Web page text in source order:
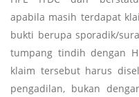
apabila masih terdapat
bukti berupa sporadik/
tumpang tindih dengan
klaim tersebut harus
pengadilan, bukan